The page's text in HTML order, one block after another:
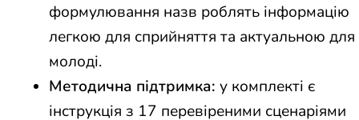
формулювання назв роблять інформацію
легкою для сприйняття та актуальною для
молоді.
Методична підтримка: у комплекті є
інструкція з 17 перевіреними сценаріями